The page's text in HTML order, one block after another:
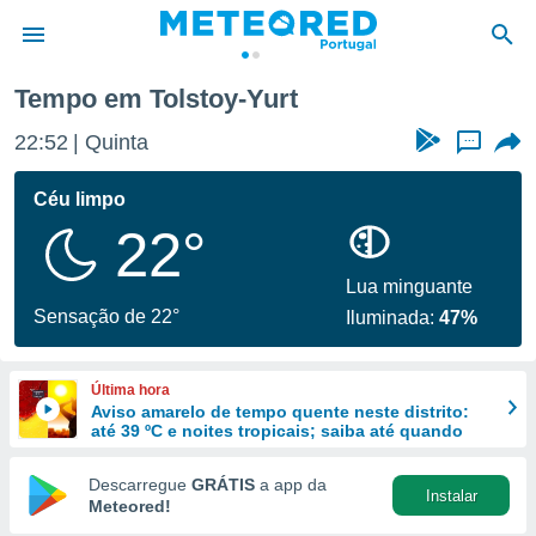
da
foi
fornecidas
a este
das
e
forma
digital
Tempo em Tolstoy-Yurt
22:52 Quinta ...
Céu limpo
22°
Sensação de 22°
Lua minguante
Iluminada:47%
Última hora
Aviso amarelo de tempo quente neste distrito:
até 39 ºC e noites tropicais; saiba até quando
Descarregue GRÁTIS a app da
Meteored!
Instalar